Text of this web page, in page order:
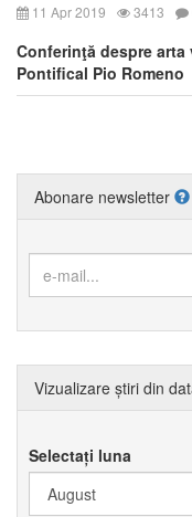
11 Apr 2019 3413
Conferinţă despre
Pontifical Pio Romeno
Abonare newsletter
Vizualizare știri din
Selectați luna